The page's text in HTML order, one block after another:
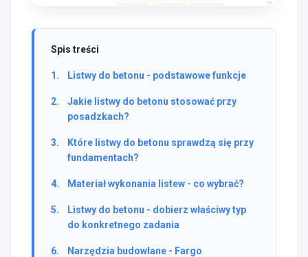
Spis treści
Listwy do betonu - podstawowe funkcje
Jakie listwy do betonu stosować przy
posadzkach?
Które listwy do betonu sprawdzą się przy
fundamentach?
Materiał wykonania listew - co wybrać?
Listwy do betonu - dobierz właściwy typ
do konkretnego zadania
Narzędzia budowlane - Fargo